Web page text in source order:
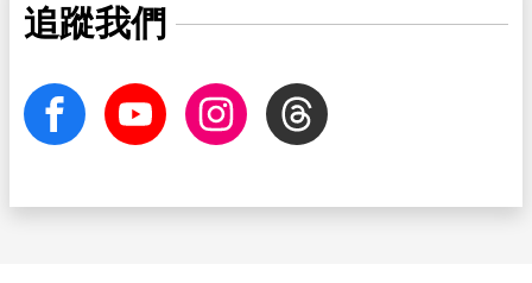
追蹤我們
facebook Youtube InstagramThreads